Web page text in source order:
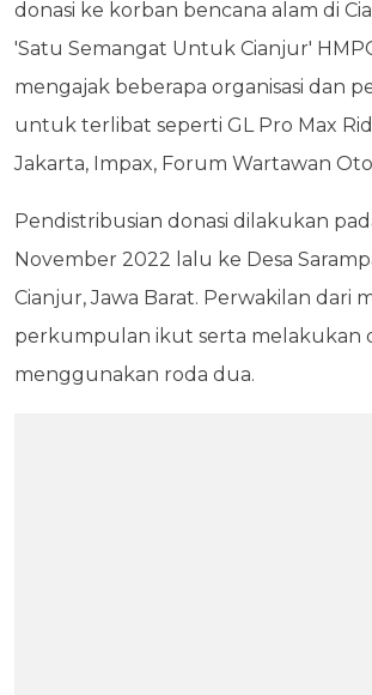
donasi ke korban bencana alam di
'Satu Semangat Untuk Cianjur'
mengajak beberapa organisasi dan
untuk terlibat seperti GL Pro Max
Jakarta, Impax, Forum Wartawan
Pendistribusian donasi dilakukan
November 2022 lalu ke Desa
Cianjur, Jawa Barat. Perwakilan dari
perkumpulan ikut serta melakukan
menggunakan roda dua.